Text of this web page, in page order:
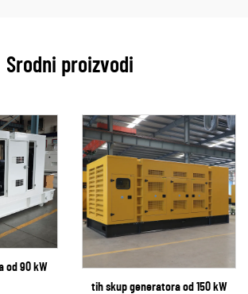
Srodni proizvodi
od 90 kW
tih skup generatora od 150 kW